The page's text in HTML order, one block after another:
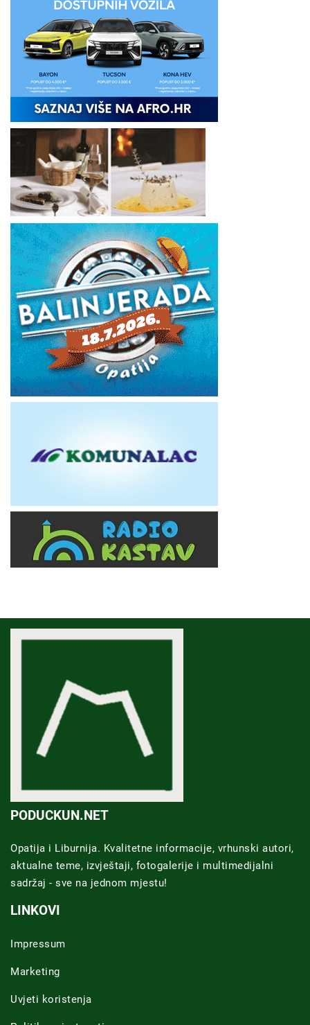
PODUCKUN.NET
Opatija i Liburnija. Kvalitetne informacije, vrhunski autori,
aktualne teme, izvještaji, fotogalerije i multimedijalni
sadržaj - sve na jednom mjestu!
LINKOVI
Impressum
Marketing
Uvjeti koristenja